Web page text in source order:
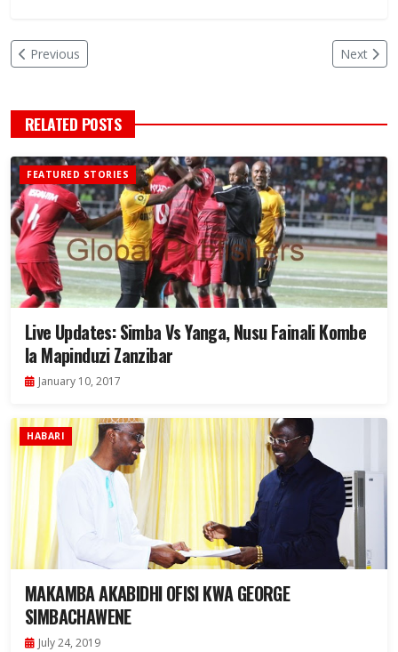
Previous Next
RELATED POSTS
FEATURED STORIES
Live Updates: Simba Vs Yanga, Nusu Fainali Kombe
la Mapinduzi Zanzibar
January 10, 2017
HABARI
MAKAMBA AKABIDHI OFISI KWA GEORGE
SIMBACHAWENE
July 24, 2019